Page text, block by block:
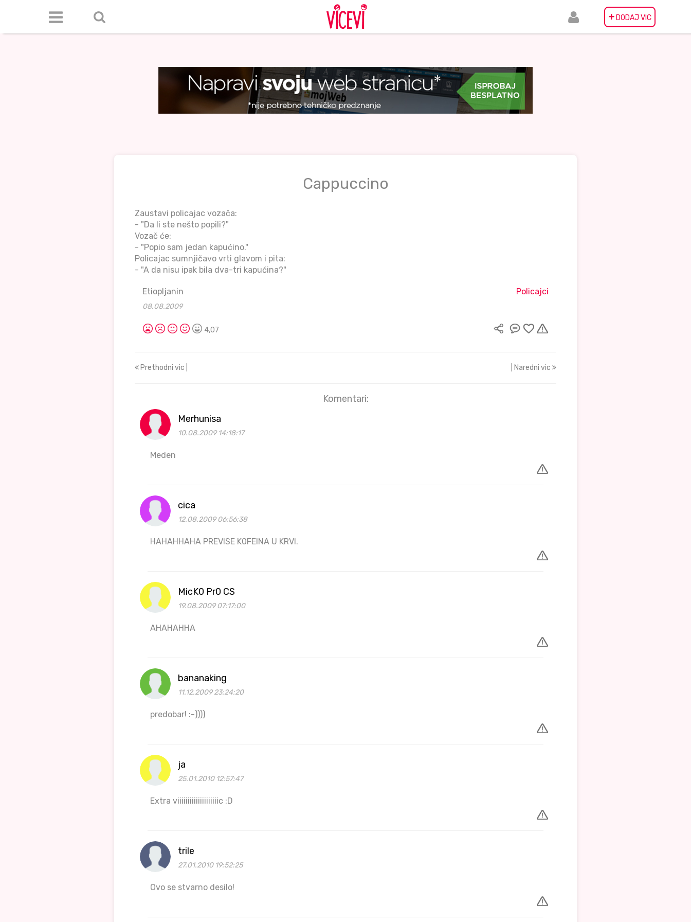
+ DODAJ VIC
Cappuccino
Zaustavi policajac vozača:
- "Da li ste nešto popili?"
Vozač će:
- "Popio sam jedan kapućino."
Policajac sumnjičavo vrti glavom i pita:
- "A da nisu ipak bila dva-tri kapućina?"
Etiopljanin
08.08.2009
Policajci
4,07
Prethodni vic | | Naredni vic
Komentari:
Merhunisa
10.08.2009 14:18:17
Meden
cica
12.08.2009 06:56:38
HAHAHHAHA PREVISE K0FEINA U KRVI.
MicK0 Pr0 CS
19.08.2009 07:17:00
AHAHAHHA
bananaking
11.12.2009 23:24:20
predobar! :-))))
ja
25.01.2010 12:57:47
Extra viiiiiiiiiiiiiiiiiiiic :D
trile
27.01.2010 19:52:25
Ovo se stvarno desilo!